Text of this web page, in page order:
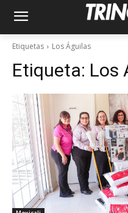
Etiquetas Los Águilas
Etiqueta: Los